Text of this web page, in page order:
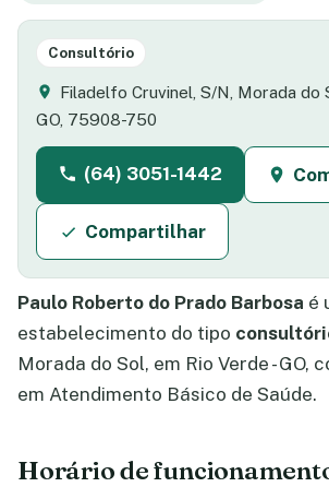
Consultório
Filadelfo Cruvinel, S/N, Morada do
GO, 75908-750
(64) 3051-1442
Compartilhar
Paulo Roberto do Prado Barbosa é
estabelecimento do tipo
Morada do Sol, em Rio Verde - GO,
em Atendimento Básico de Saúde.
Horário de